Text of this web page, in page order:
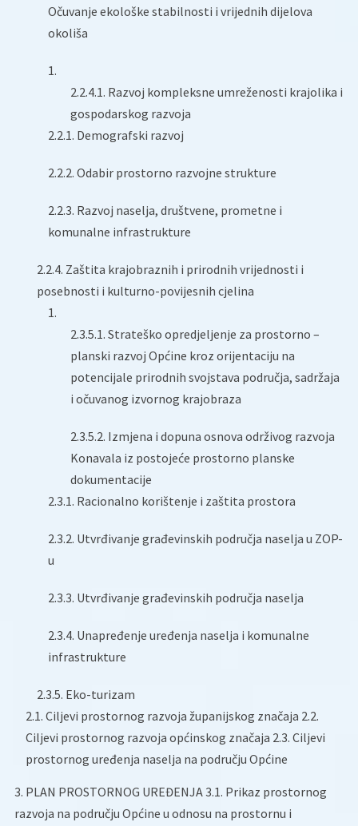
Očuvanje ekološke stabilnosti i vrijednih dijelova
okoliša
2.2.4.1. Razvoj kompleksne umreženosti krajolika i
gospodarskog razvoja
2.2.1. Demografski razvoj
2.2.2. Odabir prostorno razvojne strukture
2.2.3. Razvoj naselja, društvene, prometne i
komunalne infrastrukture
2.2.4. Zaštita krajobraznih i prirodnih vrijednosti i
posebnosti i kulturno-povijesnih cjelina
2.3.5.1. Strateško opredjeljenje za prostorno –
planski razvoj Općine kroz orijentaciju na
potencijale prirodnih svojstava područja, sadržaja
i očuvanog izvornog krajobraza
2.3.5.2. Izmjena i dopuna osnova održivog razvoja
Konavala iz postojeće prostorno planske
dokumentacije
2.3.1. Racionalno korištenje i zaštita prostora
2.3.2. Utvrđivanje građevinskih područja naselja u ZOP-
u
2.3.3. Utvrđivanje građevinskih područja naselja
2.3.4. Unapređenje uređenja naselja i komunalne
infrastrukture
2.3.5. Eko-turizam
2.1. Ciljevi prostornog razvoja županijskog značaja 2.2.
Ciljevi prostornog razvoja općinskog značaja 2.3. Ciljevi
prostornog uređenja naselja na području Općine
3. PLAN PROSTORNOG UREĐENJA 3.1. Prikaz prostornog
razvoja na području Općine u odnosu na prostornu i